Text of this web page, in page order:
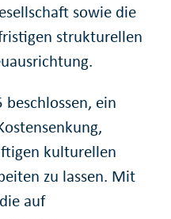
sowie die
strukturellen
ein
kulturellen
zu lassen. Mit
auf